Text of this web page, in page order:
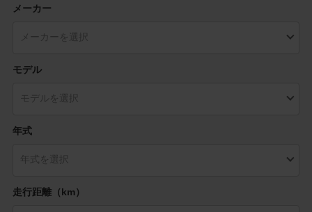
メーカー
モデル
年式
走行距離（km）